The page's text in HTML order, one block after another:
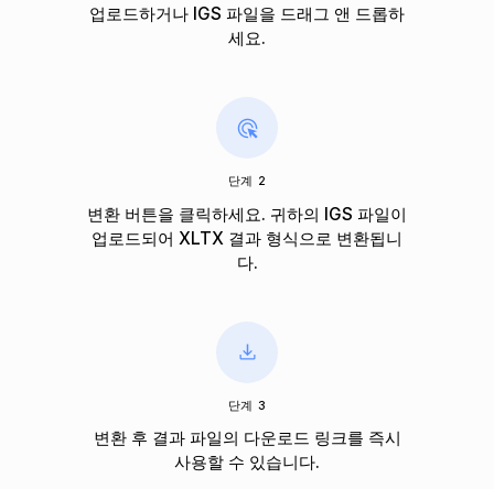
업로드하거나 IGS 파일을 드래그 앤 드롭하
세요.
단계 2
변환 버튼을 클릭하세요. 귀하의 IGS 파일이
업로드되어 XLTX 결과 형식으로 변환됩니
다.
단계 3
변환 후 결과 파일의 다운로드 링크를 즉시
사용할 수 있습니다.